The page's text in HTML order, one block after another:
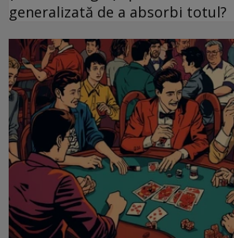
generalizată de a absorbi totul?